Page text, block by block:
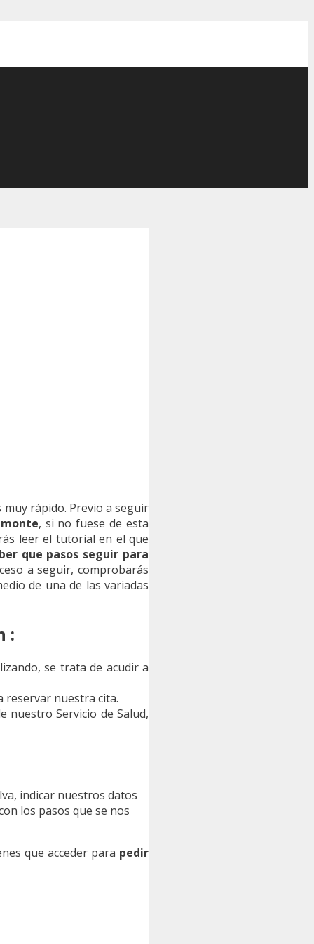
muy rápido. Previo a seguir
, si no fuese de esta
leer el tutorial en el que
que pasos seguir para
a seguir, comprobarás
de una de las variadas
:
se trata de acudir a
reservar nuestra cita.
nuestro Servicio de Salud,
indicar nuestros datos
los pasos que se nos
que acceder para pedir